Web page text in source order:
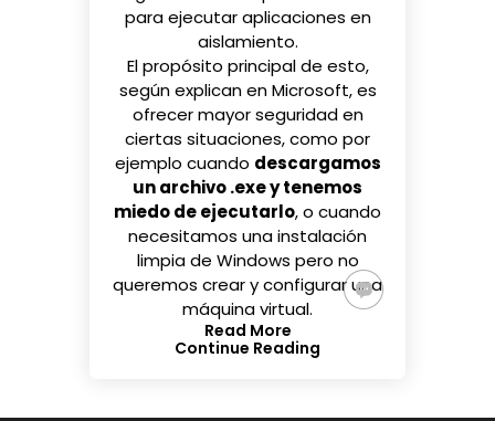
para ejecutar aplicaciones en
aislamiento.
El propósito principal de esto,
según explican enMicrosoft, es
ofrecer mayor seguridad en
ciertas situaciones, como por
ejemplo cuando descargamos
un archivo .exe y tenemos
miedo de ejecutarlo, o cuando
necesitamos una instalación
limpia de Windows pero no
queremos crear y configurar una
máquina virtual.
Read More
Continue Reading